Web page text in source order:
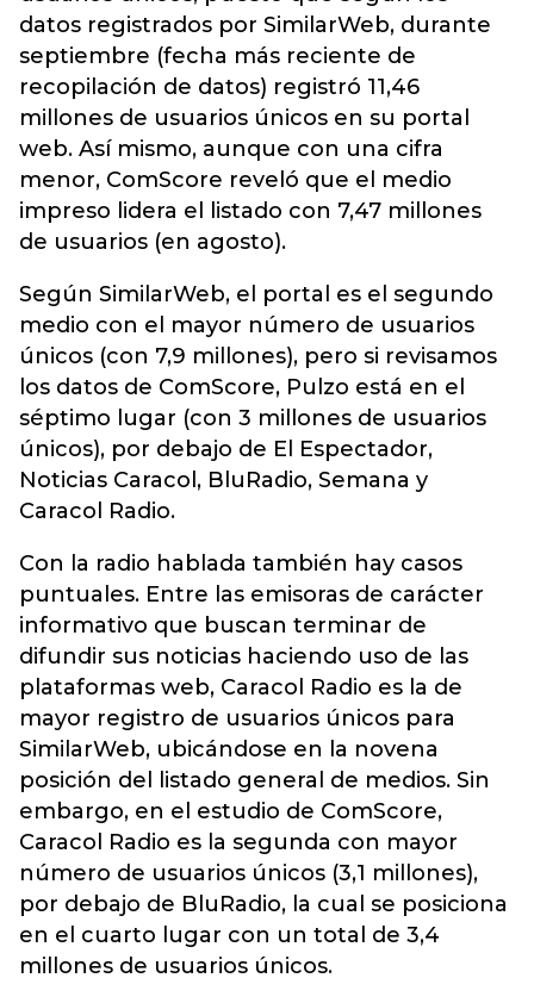
datos registrados por SimilarWeb, durante
septiembre (fecha más reciente de
recopilación de datos) registró 11,46
millones de usuarios únicos en su portal
web. Así mismo, aunque con una cifra
menor, ComScore reveló que el medio
impreso lidera el listado con 7,47 millones
de usuarios (en agosto).
Según SimilarWeb, el portal es el segundo
medio con el mayor número de usuarios
únicos (con 7,9 millones), pero si revisamos
los datos de ComScore, Pulzo está en el
séptimo lugar (con 3 millones de usuarios
únicos), por debajo de El Espectador,
Noticias Caracol, BluRadio, Semana y
Caracol Radio.
Con la radio hablada también hay casos
puntuales. Entre las emisoras de carácter
informativo que buscan terminar de
difundir sus noticias haciendo uso de las
plataformas web, Caracol Radio es la de
mayor registro de usuarios únicos para
SimilarWeb, ubicándose en la novena
posición del listado general de medios. Sin
embargo, en el estudio de ComScore,
Caracol Radio es la segunda con mayor
número de usuarios únicos (3,1 millones),
por debajo de BluRadio, la cual se posiciona
en el cuarto lugar con un total de 3,4
millones de usuarios únicos.